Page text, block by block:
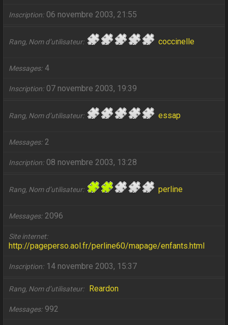
Inscription 06 novembre 2003, 21:55
Rang, Nom d’utilisateur coccinelle
Messages 4
Inscription 07 novembre 2003, 19:39
Rang, Nom d’utilisateur essap
Messages 2
Inscription 08 novembre 2003, 13:28
Rang, Nom d’utilisateur perline
Messages 2096
Site internet
http://pageperso.aol.fr/perline60/mapage/enfants.html
Inscription 14 novembre 2003, 15:37
Rang, Nom d’utilisateur Reardon
Messages 992